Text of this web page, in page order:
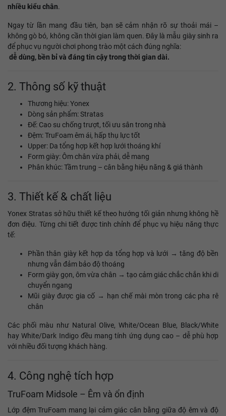
nhiều kiểu chân.
Ngay từ lần mang đầu tiên, bạn sẽ cảm nhận rõ sự thoải mái –
không gò bó, không cần thời gian làm quen. Đây là mẫu giày sinh ra
để phục vụ người chơi phong trào một cách đúng nghĩa:
dễ dùng, bền bỉ và đáng tin cậy trong thời gian dài.
2. Thông số kỹ thuật
Thương hiệu: Yonex
Dòng sản phẩm: Stratas
Đế: Cao su chống trượt, tối ưu sân trong nhà
Đệm: TruFoam êm ái, hấp thụ lực tốt
Upper: Da tổng hợp kết hợp lưới thoáng khí
Form giày: Ôm chân vừa phải, dễ mang
Phân khúc: Tầm trung – cân bằng hiệu năng & giá thành
3. Thiết kế & chất liệu
Yonex Stratas sở hữu thiết kế theo hướng tối giản nhưng không hề
đơn điệu. Từng chi tiết được tinh chỉnh để phục vụ hiệu năng thực
tế:
Phần thân giày kết hợp da tổng hợp và lưới → tăng độ bền
nhưng vẫn đảm bảo độ thoáng
Form giày gọn, ôm vừa chân → tạo cảm giác chắc chắn khi di
chuyển ngang
Mũi giày được gia cố → hạn chế mài mòn trong các pha rê
chân
Các phối màu như Natural Olive, White/Ocean Blue, Black/White
hay White/Dark Indigo đều mang tính ứng dụng cao – dễ phù hợp
với nhiều đối tượng khách hàng.
4. Công nghệ tích hợp
TruFoam Midsole – Êm và ổn định
Lớp đệm TruFoam mang lại cảm giác cân bằng giữa độ êm và độ